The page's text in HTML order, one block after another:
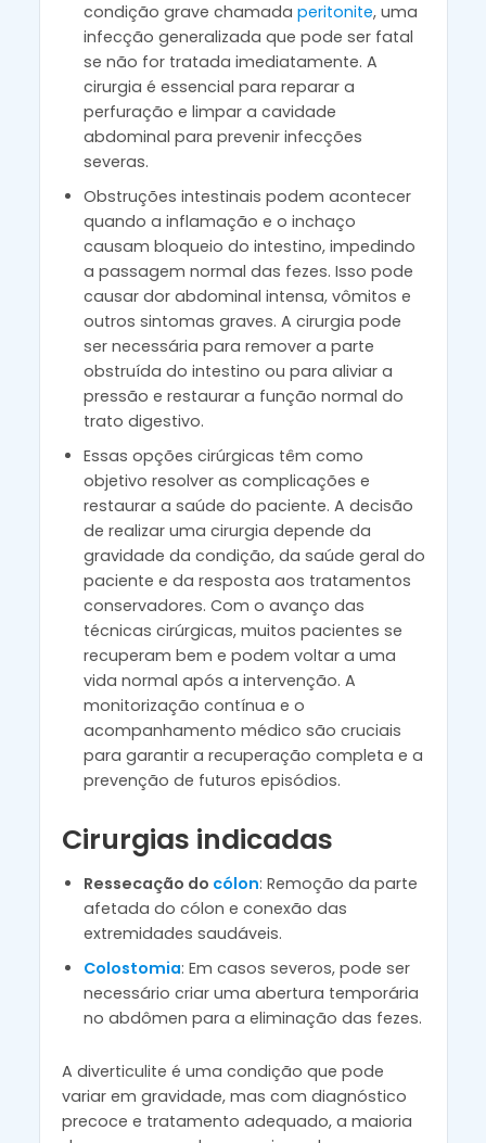
condição grave chamada peritonite, uma
infecção generalizada que pode ser fatal
se não for tratada imediatamente. A
cirurgia é essencial para reparar a
perfuração e limpar a cavidade
abdominal para prevenir infecções
severas.
Obstruções intestinais podem acontecer
quando a inflamação e o inchaço
causam bloqueio do intestino, impedindo
a passagem normal das fezes. Isso pode
causar dor abdominal intensa, vômitos e
outros sintomas graves. A cirurgia pode
ser necessária para remover a parte
obstruída do intestino ou para aliviar a
pressão e restaurar a função normal do
trato digestivo.
Essas opções cirúrgicas têm como
objetivo resolver as complicações e
restaurar a saúde do paciente. A decisão
de realizar uma cirurgia depende da
gravidade da condição, da saúde geral do
paciente e da resposta aos tratamentos
conservadores. Com o avanço das
técnicas cirúrgicas, muitos pacientes se
recuperam bem e podem voltar a uma
vida normal após a intervenção. A
monitorização contínua e o
acompanhamento médico são cruciais
para garantir a recuperação completa e a
prevenção de futuros episódios.
Cirurgias indicadas
Ressecação do cólon: Remoção da parte
afetada do cólon e conexão das
extremidades saudáveis.
Colostomia: Em casos severos, pode ser
necessário criar uma abertura temporária
no abdômen para a eliminação das fezes.
A diverticulite é uma condição que pode
variar em gravidade, mas com diagnóstico
precoce e tratamento adequado, a maioria